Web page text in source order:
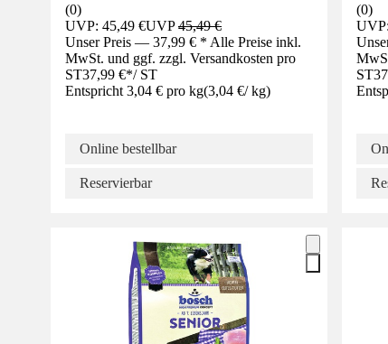
(0)
UVP: 45,49 €UVP45,49 €
Unser Preis — 37,99 € * Alle Preise inkl.
MwSt. und ggf. zzgl. Versandkosten pro
ST37,99 €*/ ST
Entspricht 3,04 € pro kg(3,04 €/ kg)
Online bestellbar
Reservierbar
(0)
ST